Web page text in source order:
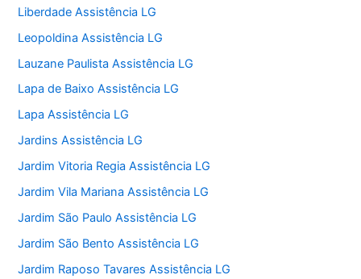
Liberdade Assistência LG
Leopoldina Assistência LG
Lauzane Paulista Assistência LG
Lapa de Baixo Assistência LG
Lapa Assistência LG
Jardins Assistência LG
Jardim Vitoria Regia Assistência LG
Jardim Vila Mariana Assistência LG
Jardim São Paulo Assistência LG
Jardim São Bento Assistência LG
Jardim Raposo Tavares Assistência LG